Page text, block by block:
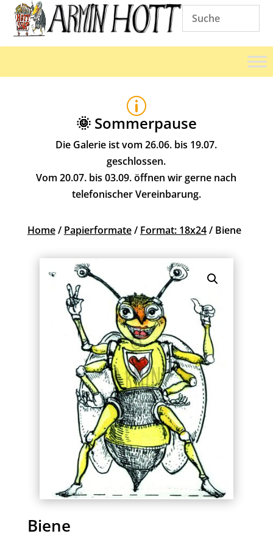
p
🌞 Sommerpause
Die Galerie ist vom 26.06. bis 19.07.
geschlossen.
Vom 20.07. bis 03.09. öffnen wir gerne nach
telefonischer Vereinbarung.
Home/ Papierformate/ Format: 18x24/ Biene
Biene